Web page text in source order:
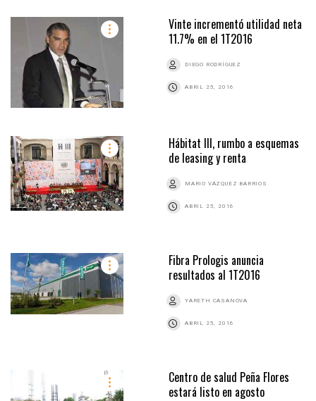
Vinte incrementó utilidad neta
11.7% en el 1T2016
DIEGO RODRÍGUEZ
ABRIL 25, 2016
Hábitat III, rumbo a esquemas
de leasing y renta
MARIO VÁZQUEZ BARRIOS
ABRIL 25, 2016
Fibra Prologis anuncia
resultados al 1T2016
YARETH CASANOVA
ABRIL 25, 2016
Centro de salud Peña Flores
estará listo en agosto